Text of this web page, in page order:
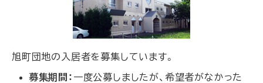
旭町団地の入居者を募集しています。
募集期間： 一度公募しましたが、希望者がなかった